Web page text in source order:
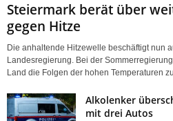
Steiermark berät über
gegen Hitze
Die anhaltende Hitzewelle beschäftigt nun
Landesregierung. Bei der
Land die Folgen der hohen Temperaturen
Alkolenker
mit drei Autos